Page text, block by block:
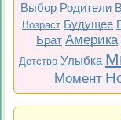
Выбор Родители
Возраст Будущее
Брат Америка
Детство Улыбка
Момент